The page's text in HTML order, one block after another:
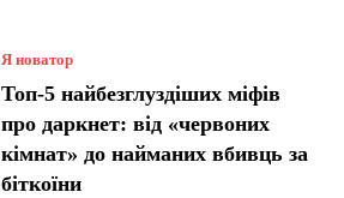
Я новатор
Топ-5 найбезглуздіших міфів
про даркнет: від «червоних
кімнат» до найманих вбивць за
біткоїни